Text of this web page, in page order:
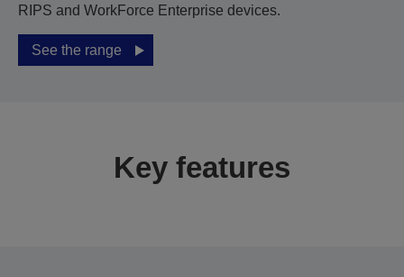
RIPS and WorkForce Enterprise devices.
See the range
Key features